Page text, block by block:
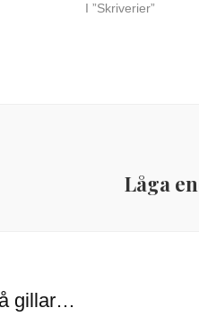
I ”Skriverier”
Låga
gillar…